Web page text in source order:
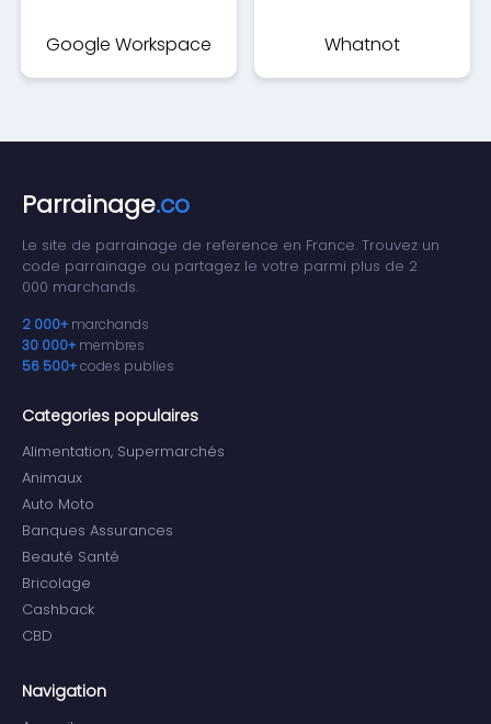
Google Workspace Whatnot
Parrainage.co
Le site de parrainage de reference en France. Trouvez un
code parrainage ou partagez le votre parmi plus de 2
000 marchands.
2 000+ marchands
30 000+ membres
56 500+codes publies
Categories populaires
Alimentation, Supermarchés
Animaux
Auto Moto
Banques Assurances
Beauté Santé
Bricolage
Cashback
CBD
Navigation